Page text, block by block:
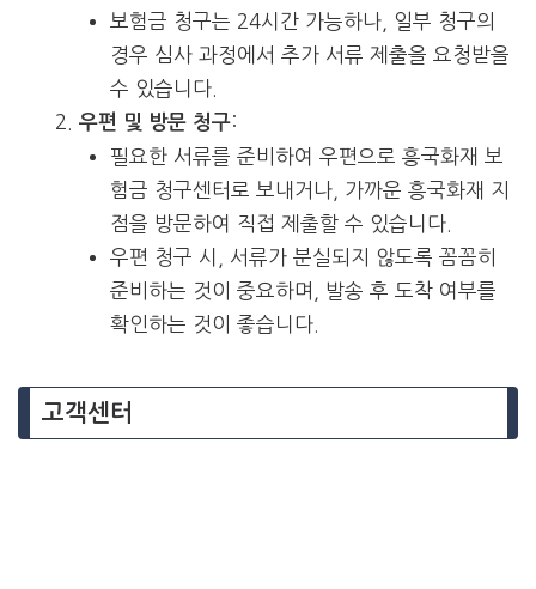
보험금 청구는 24시간 가능하나, 일부 청구의
경우 심사 과정에서 추가 서류 제출을 요청받을
수 있습니다.
우편 및 방문 청구:
필요한 서류를 준비하여 우편으로 흥국화재 보
험금 청구센터로 보내거나, 가까운 흥국화재 지
점을 방문하여 직접 제출할 수 있습니다.
우편 청구 시, 서류가 분실되지 않도록 꼼꼼히
준비하는 것이 중요하며, 발송 후 도착 여부를
확인하는 것이 좋습니다.
고객센터